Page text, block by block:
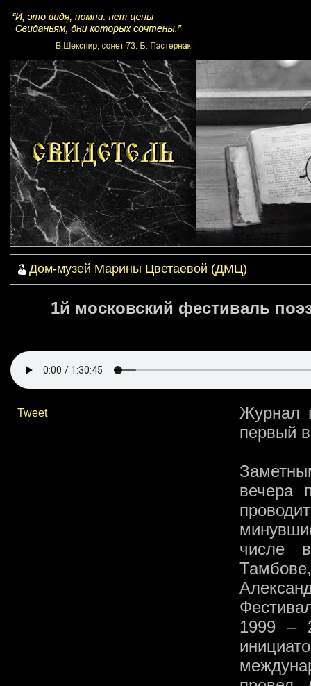
Дом-музей Марины Цветаевой (ДМЦ)
1й московский фестиваль
Tweet
Журнал
первый
вечера
числе
1999 –